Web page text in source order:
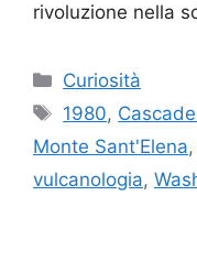
rivoluzione nella
Categorie
Curiosità
Tag
1980,
Monte Sant'Elena,
vulcanologia,